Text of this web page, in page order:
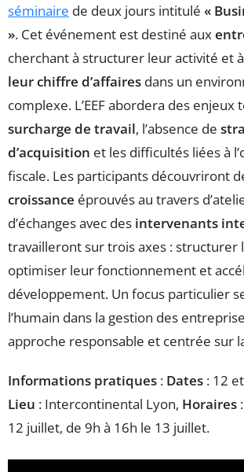
séminaire de deux jours intitulé «
». Cet événement est destiné aux
cherchant à structurer leur activité et à
leur chiffre d’affaires dans un
complexe. L’EEF abordera des enjeux
surcharge de travail, l’absence de
d’acquisition et les difficultés liées à
fiscale. Les participants découvriront
croissance éprouvés au travers
d’échanges avec des intervenants
travailleront sur trois axes : structurer
optimiser leur fonctionnement et
développement. Un focus particulier
l’humain dans la gestion des
approche responsable et centrée sur
Informations pratiques : Dates : 12
Lieu : Intercontinental Lyon, Horaires
12 juillet, de 9h à 16h le 13 juillet.